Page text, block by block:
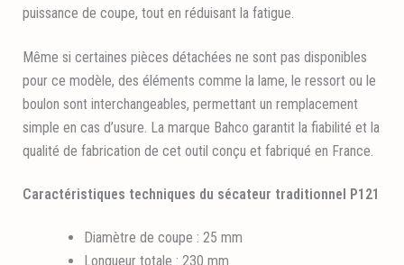
puissance de coupe, tout en réduisant la fatigue.
Même si certaines pièces détachées ne sont pas disponibles
pour ce modèle, des éléments comme la lame, le ressort ou le
boulon sont interchangeables, permettant un remplacement
simple en cas d’usure. La marque Bahco garantit la fiabilité et la
qualité de fabrication de cet outil conçu et fabriqué en France.
Caractéristiques techniques du sécateur traditionnel P121
Diamètre de coupe : 25 mm
Longueur totale : 230 mm